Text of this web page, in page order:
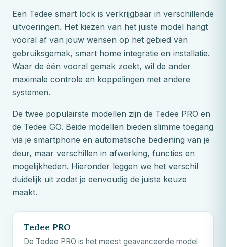
Een Tedee smart lock is verkrijgbaar in verschillende
uitvoeringen. Het kiezen van het juiste model hangt
vooral af van jouw wensen op het gebied van
gebruiksgemak, smart home integratie en installatie.
Waar de één vooral gemak zoekt, wil de ander
maximale controle en koppelingen met andere
systemen.
De twee populairste modellen zijn de Tedee PRO en
de Tedee GO. Beide modellen bieden slimme toegang
via je smartphone en automatische bediening van je
deur, maar verschillen in afwerking, functies en
mogelijkheden. Hieronder leggen we het verschil
duidelijk uit zodat je eenvoudig de juiste keuze
maakt.
Tedee PRO
De Tedee PRO is het meest geavanceerde model